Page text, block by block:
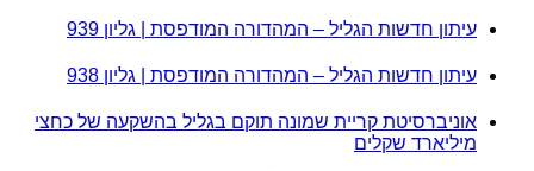
עיתון חדשות הגליל – המהדורה המודפסת | גליון 939
עיתון חדשות הגליל – המהדורה המודפסת | גליון 938
אוניברסיטת קריית שמונה תוקם בגליל בהשקעה של כחצי
מיליארד שקלים